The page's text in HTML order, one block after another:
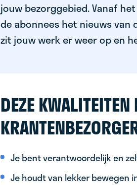
jouw bezorggebied. Vanaf
de abonnees het nieuws van
zit jouw werk er weer op en
DEZE KWALITEITEN
Je bent verantwoordelijk en
Je houdt van lekker bewegen